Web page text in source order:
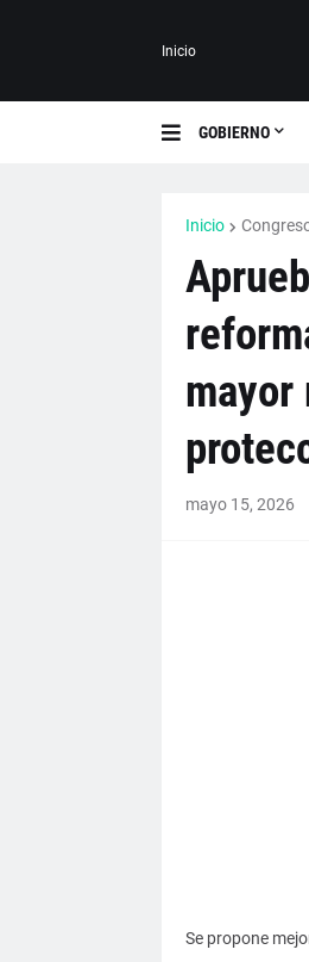
Inicio
GOBIERNO
Inicio
mayor
mayo 15, 2026
Se propone